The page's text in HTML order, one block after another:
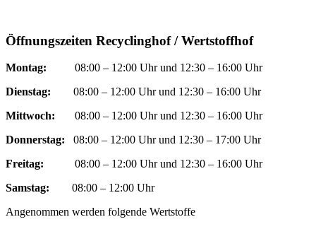
Öffnungszeiten Recyclinghof / Wertstoffhof
Montag: 08:00 – 12:00 Uhr und 12:30 – 16:00 Uhr
Dienstag: 08:00 – 12:00 Uhr und 12:30 – 16:00 Uhr
Mittwoch: 08:00 – 12:00 Uhr und 12:30 – 16:00 Uhr
Donnerstag: 08:00 – 12:00 Uhr und 12:30 – 17:00 Uhr
Freitag: 08:00 – 12:00 Uhr und 12:30 – 16:00 Uhr
Samstag:
08:00 – 12:00 Uhr
Angenommen werden folgende Wertstoffe